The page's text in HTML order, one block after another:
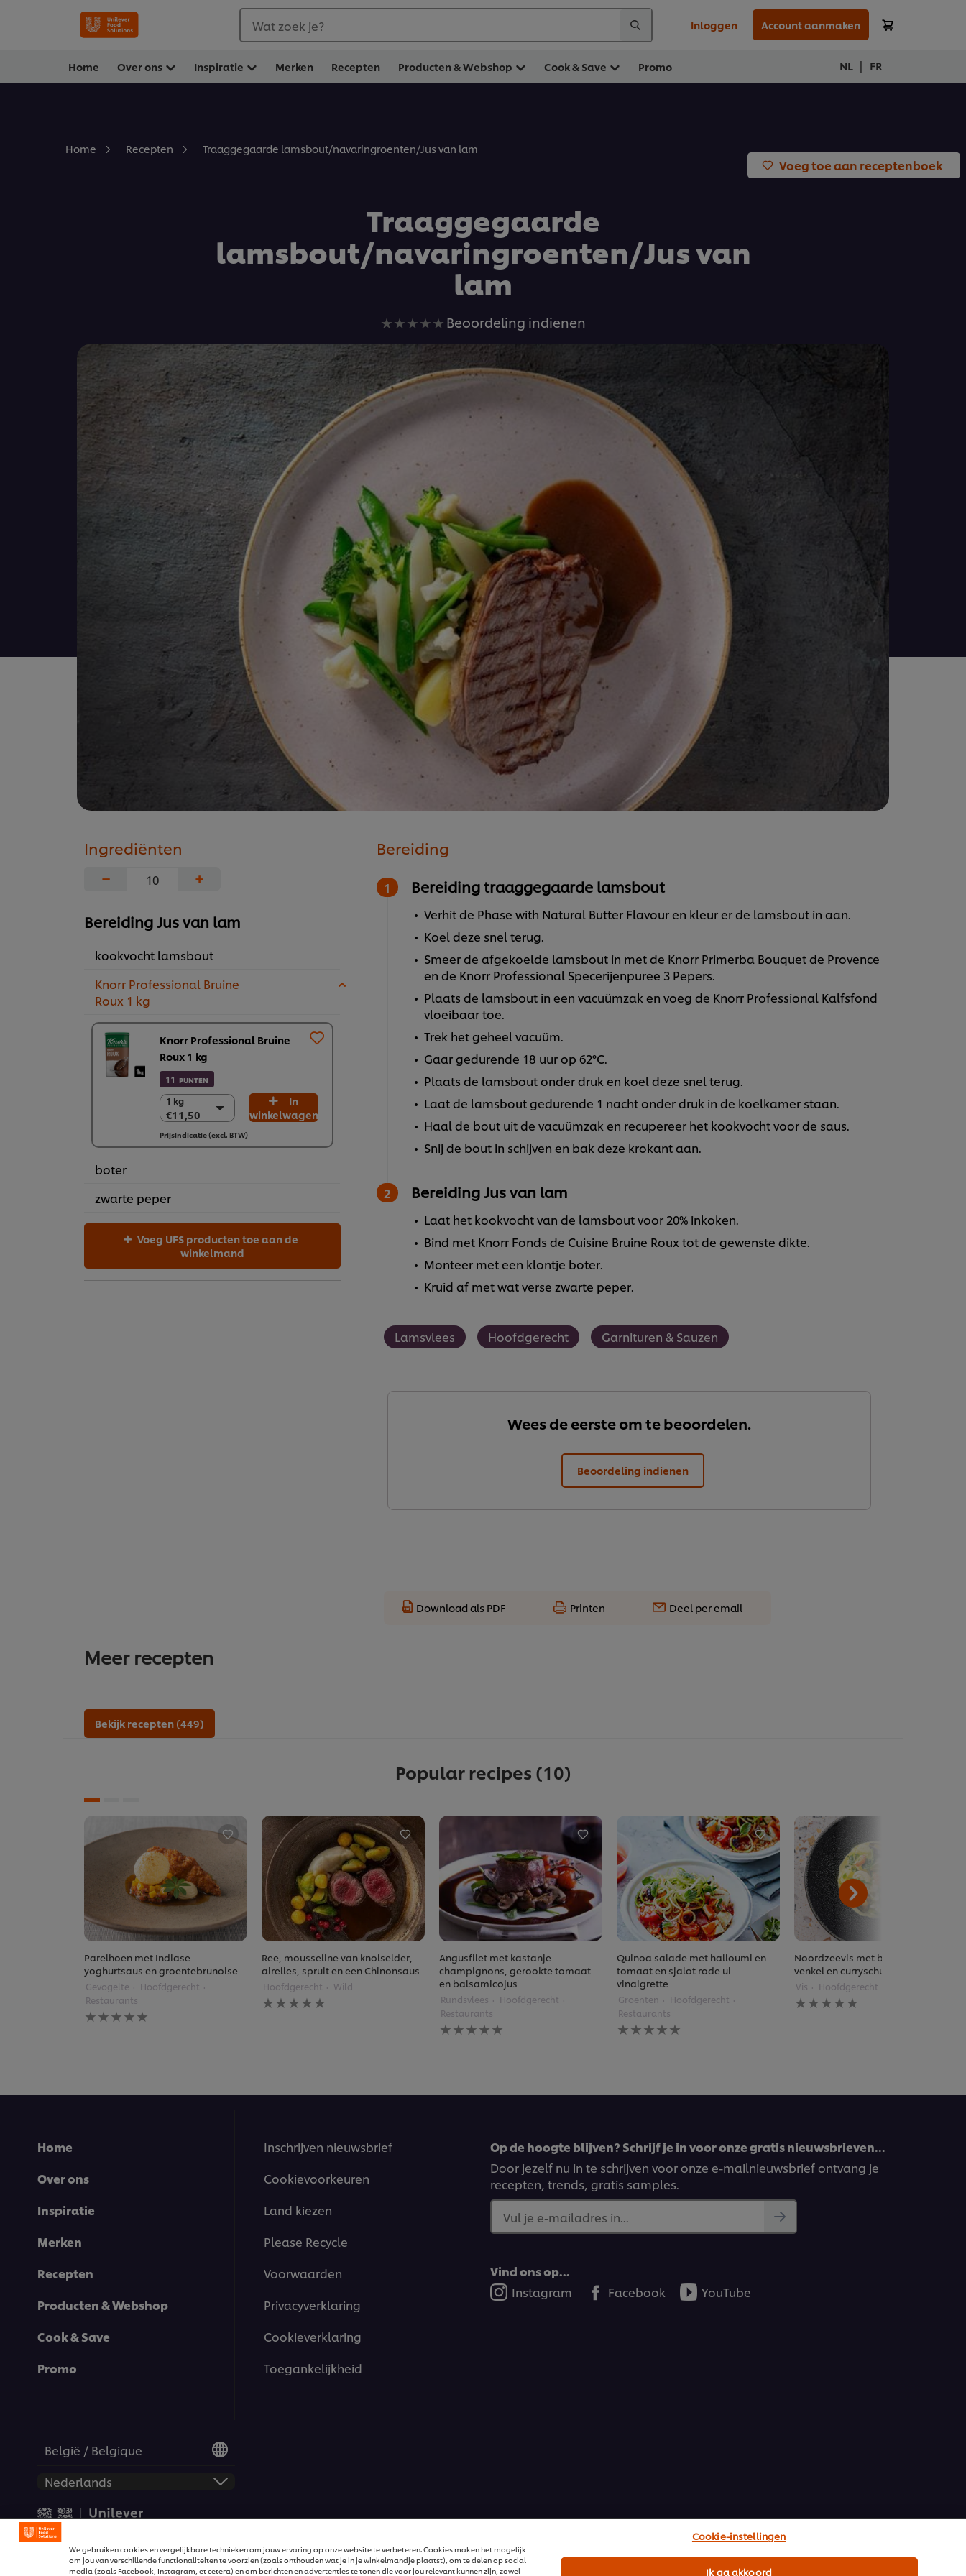
Wat zoek je? Inloggen Account aanmaken
Home Over ons Inspiratie Merken Recepten Producten & Webshop Cook & Save Promo NL | FR
Home Recepten Traaggegaarde lamsbout/navaringroenten/Jus van lam
Voeg toe aan receptenboek
Traaggegaarde
lamsbout/navaringroenten/Jus van
lam
Geen
beoordelingen
ingediend
voor
recipe
Beoordeling indienen
Ingrediënten
−
+
Bereiding Jus van lam
kookvocht lamsbout
Knorr Professional Bruine
Roux 1 kg
Knorr Professional Bruine
Roux 1 kg
11 PUNTEN
1 kg
€11,50
1 kg
€11,50
6 x 1 kg
€68,99
In
winkelwagen
Prijsindicatie (excl. BTW)
boter
zwarte peper
winkelmand
Bereiding
Bereiding traaggegaarde lamsbout
Verhit de Phase with Natural Butter Flavour en kleur er de lamsbout in aan.
Koel deze snel terug.
Smeer de afgekoelde lamsbout in met de Knorr Primerba Bouquet de Provence
en de Knorr Professional Specerijenpuree 3 Pepers.
Plaats de lamsbout in een vacuümzak en voeg de Knorr Professional Kalfsfond
vloeibaar toe.
Trek het geheel vacuüm.
Gaar gedurende 18 uur op 62°C.
Plaats de lamsbout onder druk en koel deze snel terug.
Laat de lamsbout gedurende 1 nacht onder druk in de koelkamer staan.
Haal de bout uit de vacuümzak en recupereer het kookvocht voor de saus.
Snij de bout in schijven en bak deze krokant aan.
Bereiding Jus van lam
Laat het kookvocht van de lamsbout voor 20% inkoken.
Bind met Knorr Fonds de Cuisine Bruine Roux tot de gewenste dikte.
Monteer met een klontje boter.
Kruid af met wat verse zwarte peper.
Lamsvlees Hoofdgerecht Garnituren & Sauzen
Wees de eerste om te beoordelen.
Beoordeling indienen
Download als PDF Printen Deel per email
Meer recepten
Bekijk recepten (449)
Popular recipes (10)
Parelhoen met Indiase
yoghurtsaus en groentebrunoise
Gevogelte
Hoofdgerecht
Restaurants
Geen
beoordelingen
Ree, mousseline van knolselder,
airelles, spruit en een Chinonsaus
Hoofdgerecht Wild
Geen
beoordelingen
Angusfilet met kastanje
champignons, gerookte tomaat
en balsamicojus
Rundsvlees
Hoofdgerecht
Restaurants
Geen
beoordelingen
Quinoa salade met halloumi en
tomaat en sjalot rode ui
vinaigrette
Groenten
Hoofdgerecht
Restaurants
Geen
beoordelingen
Noordzeevis met boerenkool en
venkel en curryschuim
Vis Hoofdgerecht
Geen
beoordelingen
Home
Over ons
Inspiratie
Merken
Recepten
Producten & Webshop
Cook & Save
Promo
Inschrijven nieuwsbrief
Cookievoorkeuren
Land kiezen
Please Recycle
Voorwaarden
Privacyverklaring
Cookieverklaring
Toegankelijkheid
Op de hoogte blijven? Schrijf je in voor onze gratis nieuwsbrieven…
Door jezelf nu in te schrijven voor onze e-mailnieuwsbrief ontvang je
recepten, trends, gratis samples.
Vul je e-mailadres in...
Vind ons op...
Instagram
Facebook YouTube
België / Belgique
We gebruiken cookies en vergelijkbare technieken om jouw ervaring op onze website te verbeteren. Cookies maken het mogelijk
om jou van verschillende functionaliteiten te voorzien (zoals onthouden wat je in je winkelmandje plaatst), om te delen op social
media (zoals Facebook, Instagram, et cetera) en om berichten en advertenties te tonen die voor jou relevant kunnen zijn, zowel
Cookie-instellingen
Ik ga akkoord